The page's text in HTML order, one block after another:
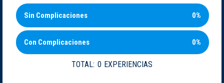
Sin Complicaciones 0%
Con Complicaciones 0%
TOTAL: 0 EXPERIENCIAS